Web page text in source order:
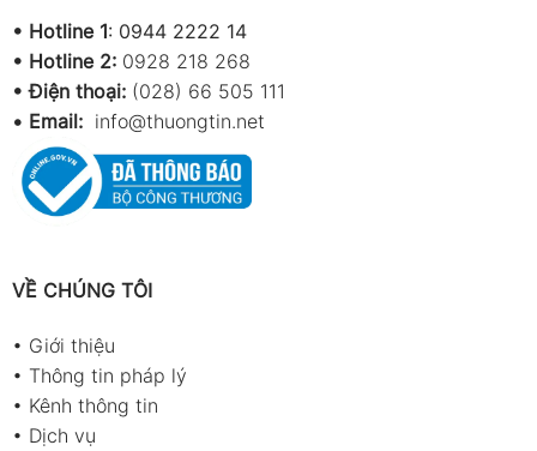
• Hotline 1: 0944 2222 14
• Hotline 2: 0928 218 268
• Điện thoại: (028) 66 505 111
• Email: info@thuongtin.net
VỀ CHÚNG TÔI
• Giới thiệu
• Thông tin pháp lý
• Kênh thông tin
• Dịch vụ